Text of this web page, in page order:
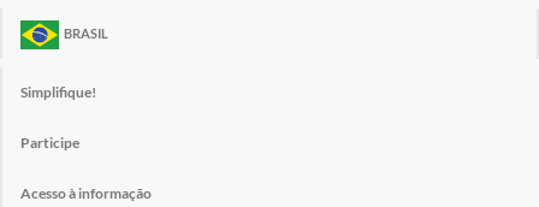
BRASIL
Simplifique!
Participe
Acesso à informação